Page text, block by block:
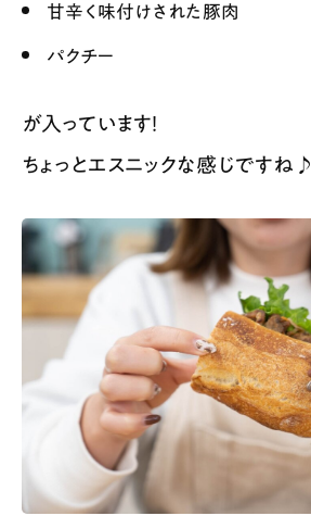
甘辛く味付けされた豚肉
パクチー
が入っています！
ちょっとエスニックな感じですね♪